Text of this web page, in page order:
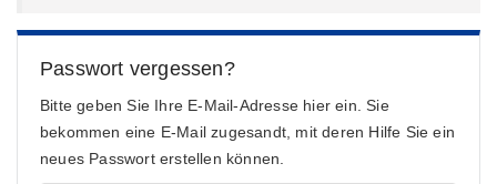
Passwort vergessen?
Bitte geben Sie Ihre E-Mail-Adresse hier ein. Sie
bekommen eine E-Mail zugesandt, mit deren Hilfe Sie ein
neues Passwort erstellen können.